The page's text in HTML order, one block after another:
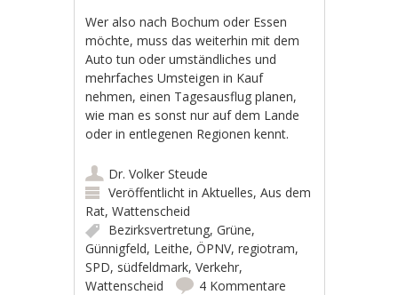
Wer also nach Bochum oder Essen
möchte, muss das weiterhin mit dem
Auto tun oder umständliches und
mehrfaches Umsteigen in Kauf
nehmen, einen Tagesausflug planen,
wie man es sonst nur auf dem Lande
oder in entlegenen Regionen kennt.
Dr. Volker Steude
Veröffentlicht inAktuelles,Aus dem
Rat,Wattenscheid
Bezirksvertretung,Grüne,
Günnigfeld, Leithe,ÖPNV,regiotram,
SPD, südfeldmark,Verkehr,
Wattenscheid
4 Kommentare